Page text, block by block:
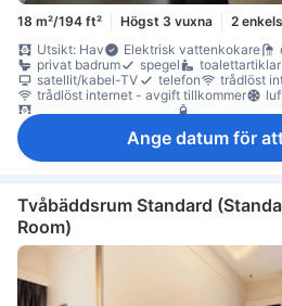
18 m²/194 ft² Högst 3 vuxna
2
Utsikt: Hav
Elektrisk vattenkokare
privat badrum
spegel toalettartiklar
satellit/kabel-TV
telefon
trådlöst
trådlöst internet - avgift tillkommer
gratis vatten
möjlighet att stryka kläder
Barnsäng
Ange datum för
Tvåbäddsrum Standard
Room)